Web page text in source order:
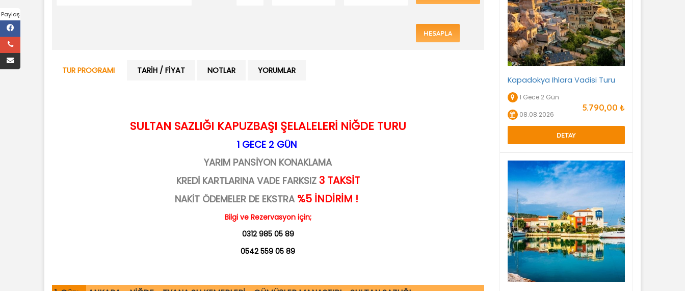
HESAPLA
TUR PROGRAMI TARIH / FIYAT NOTLAR YORUMLAR
SULTAN SAZLIĞI KAPUZBAŞI ŞELALELERİ NİĞDE TURU
1 GECE 2 GÜN
YARIM PANSİYON KONAKLAMA
KREDİ KARTLARINA VADE FARKSIZ 3 TAKSİT
NAKİT ÖDEMELER DE EKSTRA %5 İNDİRİM !
Bilgi ve Rezervasyon için;
0312 985 05 89
0542 559 05 89
Kapadokya Ihlara Vadisi Turu
1 Gece 2 Gün
08.08.2026
5.790,00 ₺
DETAY
Paylaş